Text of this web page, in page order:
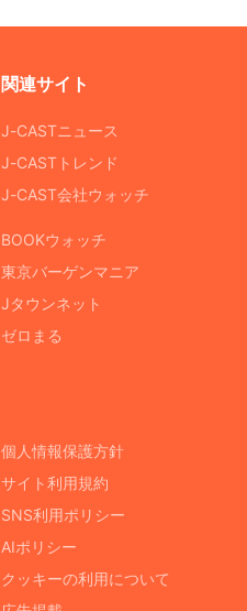
関連サイト
J-CASTニュース
J-CASTトレンド
J-CAST会社ウォッチ
BOOKウォッチ
東京バーゲンマニア
Jタウンネット
ゼロまる
個人情報保護方針
サイト利用規約
SNS利用ポリシー
AIポリシー
クッキーの利用について